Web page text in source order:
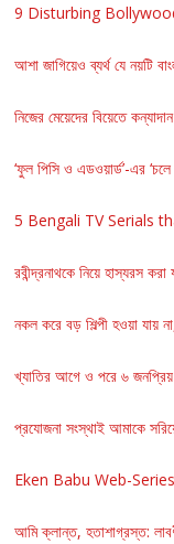
9 Disturbing
আশা জাগিয়েও ব্যর্থ যে নয়টি
নিজের মেয়েদের বিয়েতে
‘ফুল পিসি ও এডওয়ার্ড’-এর
5 Bengali TV Serials
রবীন্দ্রনাথকে নিয়ে হাস্যরস
নকল করে বড় শিল্পী হওয়া যায়
খ্যাতির আগে ও পরে ৬ জনপ্রিয়
প্রযোজনা সংস্থাই আমাকে
Eken Babu Web-
আমি ক্লান্ত, হতাশাগ্রস্ত: